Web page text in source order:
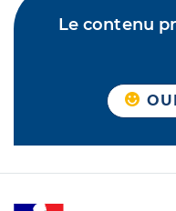
Le contenu
OUI